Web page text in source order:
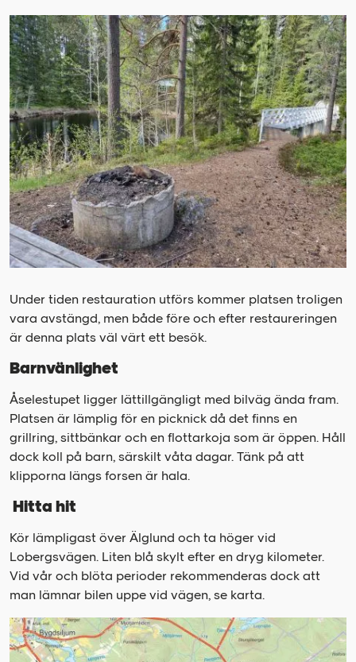
Under tiden restauration utförs kommer platsen troligen
vara avstängd, men både före och efter restaureringen
är denna plats väl värt ett besök.
Barnvänlighet
Åselestupet ligger lättillgängligt med bilväg ända fram.
Platsen är lämplig för en picknick då det finns en
grillring, sittbänkar och en flottarkoja som är öppen. Håll
dock koll på barn, särskilt våta dagar. Tänk på att
klipporna längs forsen är hala.
Hitta hit
Kör lämpligast över Älglund och ta höger vid
Lobergsvägen. Liten blå skylt efter en dryg kilometer.
Vid vår och blöta perioder rekommenderas dock att
man lämnar bilen uppe vid vägen, se karta.